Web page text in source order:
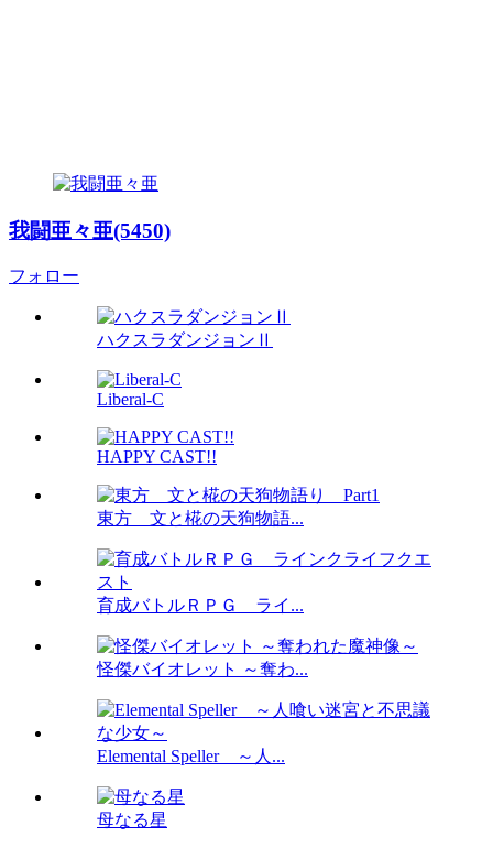
我闘亜々亜(5450)
フォロー
ハクスラダンジョンⅡ
Liberal-C
HAPPY CAST!!
東方 文と椛の天狗物語...
育成バトルＲＰＧ ライ...
怪傑バイオレット ～奪わ...
Elemental Speller ～人...
母なる星